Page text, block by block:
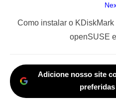
Next
Como instalar o
openSUSE
Adicione nosso site